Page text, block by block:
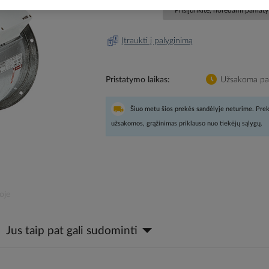
Prisijunkite, norėdami
Įtraukti į palyginimą
Pristatymo laikas Užsakoma
Šiuo metu šios prekės sandėlyje neturime.
užsakomos, grąžinimas priklauso nuo tiekėjų sąlygų.
Jus taip pat gali sudominti